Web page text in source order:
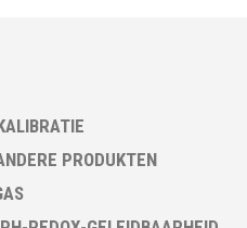
PRODUKTEN